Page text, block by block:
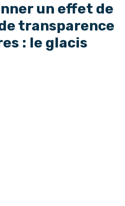
un effet de
transparence
: le glacis